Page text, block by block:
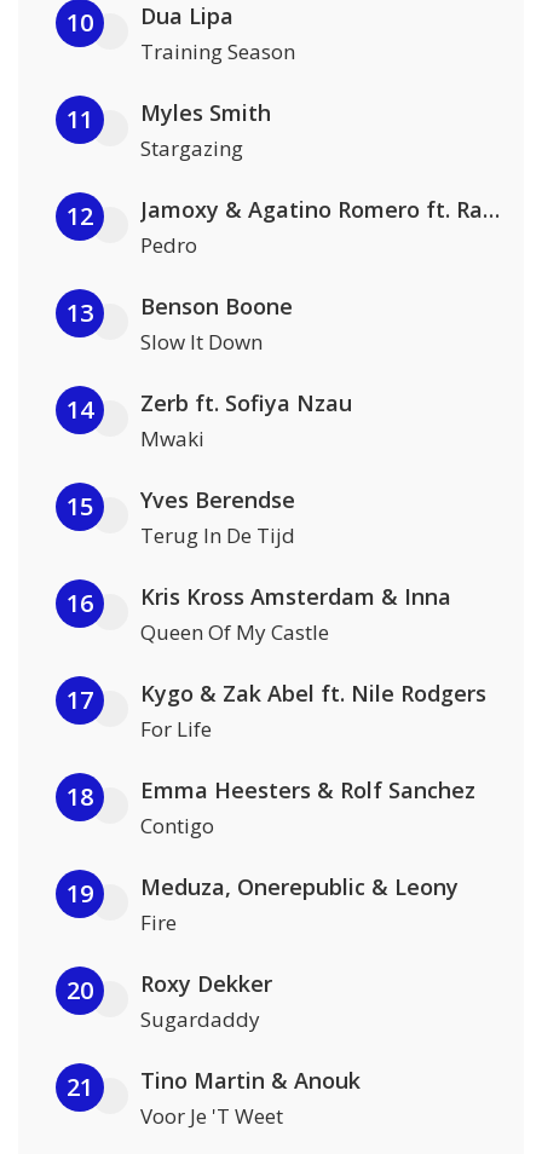
10 Dua Lipa
Training Season
11 Myles Smith
Stargazing
12 Jamoxy & Agatino Romero ft. Raffaella Carrà
Pedro
13 Benson Boone
Slow It Down
14 Zerb ft. Sofiya Nzau
Mwaki
15 Yves Berendse
Terug In De Tijd
16 Kris Kross Amsterdam & Inna
Queen Of My Castle
17 Kygo & Zak Abel ft. Nile Rodgers
For Life
18 Emma Heesters & Rolf Sanchez
Contigo
19 Meduza, Onerepublic & Leony
Fire
20 Roxy Dekker
Sugardaddy
21 Tino Martin & Anouk
Voor Je 'T Weet